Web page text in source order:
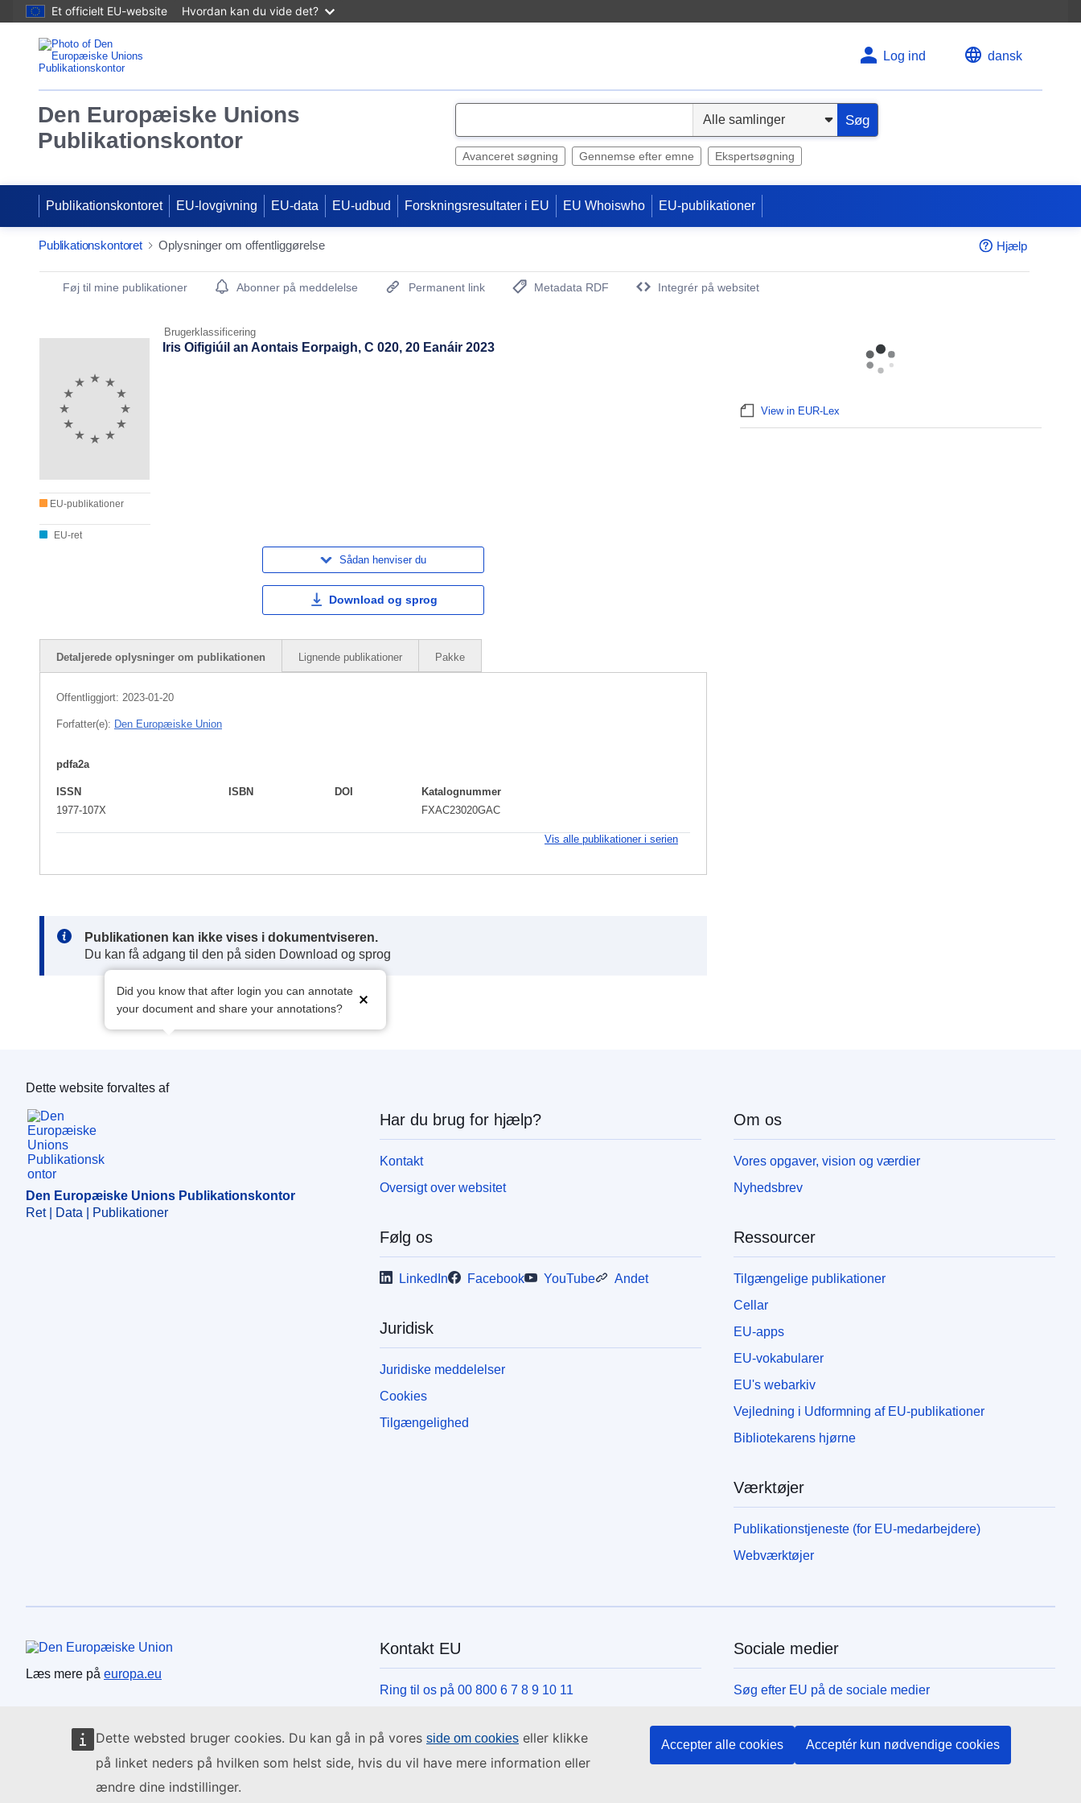
Et officielt EU-website Hvordan kan du vide det?
Dette websted bruger cookies. Du kan gå in på vores side om cookies eller klikke
på linket neders på hvilken som helst side, hvis du vil have mere information eller
ændre dine indstillinger.
Accepter alle cookies Acceptér kun nødvendige cookies
Log ind dansk
Den Europæiske Unions
Publikationskontor
e
Søg
Avanceret søgning Gennemse efter emne Ekspertsøgning
Publikationskontoret EU-lovgivning EU-data EU-udbud Forskningsresultater i EU EU Whoiswho EU-publikationer
Publikationskontoret Oplysninger om offentliggørelse Hjælp
Publication Detail Actions Portlet
Føj til mine publikationer Abonner på meddelelse Permanent link
Metadata RDF
Integrér på websitet
Brugerklassificering
EU-publikationer
EU-ret
Iris Oifigiúil an Aontais Eorpaigh, C 020, 20 Eanáir 2023
Sådan henviser du
Download og sprog
Detaljerede oplysninger om publikationen Lignende publikationer Pakke
Offentliggjort: 2023-01-20
Forfatter(e): Den Europæiske Union
pdfa2a
ISSN
1977-107X
ISBN DOI
Katalognummer
FXAC23020GAC
Vis alle publikationer i serien
Note:
Publikationen kan ikke vises i dokumentviseren.
Du kan få adgang til den på siden Download og sprog
Did you know that after login you can annotate
your document and share your annotations?
View in EUR-Lex
Den Europæiske Unions Publikationskontor
Dette website forvaltes af
Den Europæiske Unions Publikationskontor
Ret | Data | Publikationer
Har du brug for hjælp?
Kontakt
Oversigt over websitet
Følg os
LinkedIn Facebook YouTube Andet
Juridisk
Juridiske meddelelser
Cookies
Tilgængelighed
Om os
Vores opgaver, vision og værdier
Nyhedsbrev
Ressourcer
Tilgængelige publikationer
Cellar
EU-apps
EU-vokabularer
EU's webarkiv
Vejledning i Udformning af EU-publikationer
Bibliotekarens hjørne
Værktøjer
Publikationstjeneste (for EU-medarbejdere)
Webværktøjer
Den Europæiske Union
Læs mere på europa.eu
Kontakt EU
Ring til os på 00 800 6 7 8 9 10 11
Skriv til os via vores kontaktformular
Mød os på et af EU-centrene
Sociale medier
Søg efter EU på de sociale medier
EU-institutioner og -organer